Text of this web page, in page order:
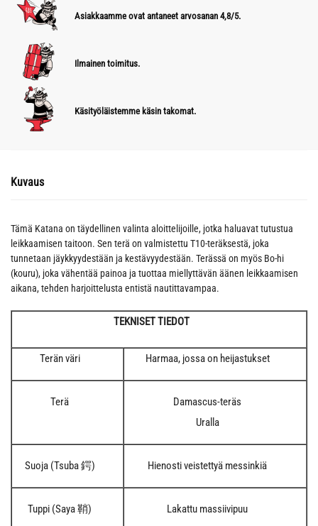
Asiakkaamme ovat antaneet arvosanan 4,8/5.
Ilmainen toimitus.
Käsityöläistemme käsin takomat.
Kuvaus
Tämä Katana on täydellinen valinta aloittelijoille, jotka haluavat tutustua
leikkaamisen taitoon. Sen terä on valmistettu T10-teräksestä, joka
tunnetaan jäykkyydestään ja kestävyydestään. Terässä on myös Bo-hi
(kouru), joka vähentää painoa ja tuottaa miellyttävän äänen leikkaamisen
aikana, tehden harjoittelusta entistä nautittavampaa.
TEKNISET TIEDOT
Terän väri Harmaa, jossa on heijastukset
Terä
Damascus-teräs
Uralla
Suoja (Tsuba 鍔) Hienosti veistettyä messinkiä
Tuppi (Saya 鞘) Lakattu massiivipuu